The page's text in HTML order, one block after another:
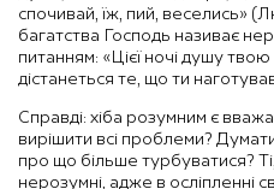
спочивай, їж, пий, веселись»
багатства Господь називає
питанням: «Цієї ночі душу
дістанеться те, що ти
Справді: хіба розумним є
вирішити всі проблеми?
про що більше турбуватися?
нерозумні, адже в осліпленні